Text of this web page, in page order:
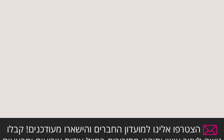
הצטרפו אלינו למועדון החברים והישארו מעודכנים! קבלו